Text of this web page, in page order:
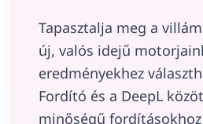
Tapasztalja meg a
új, valós idejű
eredményekhez
Fordító és a DeepL
minőségű